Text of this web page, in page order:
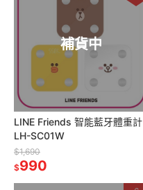
補貨中
LINE Friends 智能藍牙體重計
LH-SC01W
$1,690
$990